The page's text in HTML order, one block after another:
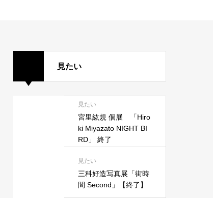
見たい
見たい
宮里紘規 個展 「Hiro
ki Miyazato NIGHT BI
RD」 終了
見たい
三科好造写真展「街時
間 Second」【終了】